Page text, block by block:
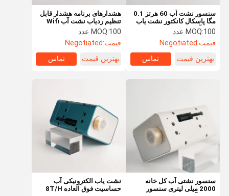
خانه محصولات
سنسور نشت آب 60 هرتز 0.1
مگا پاسکال کانکتور نشت یاب
Wifi آب 3/4 اینچیMOQ:100 عدد
قیمت:Negotiated
بهترین قیمت
تماس
هشدارهای برنامه هشدار قابل
تنظیم ردیاب نشت آب Wifi
14.5 تا 58psi Oof 5gMOQ:100 عدد
قیمت:Negotiated
بهترین قیمت
تماس
سنسور نشتی آب کل خانه
2000 میلی لیتری سنسور
نشت یاب الکترونیکی آب
حساسیت فوق العاده 8T/H